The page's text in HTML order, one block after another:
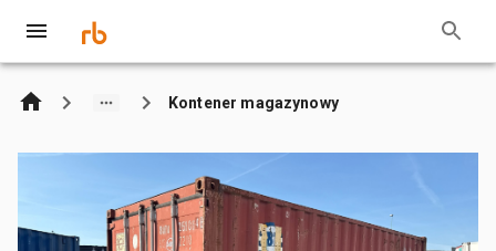
Kontener magazynowy